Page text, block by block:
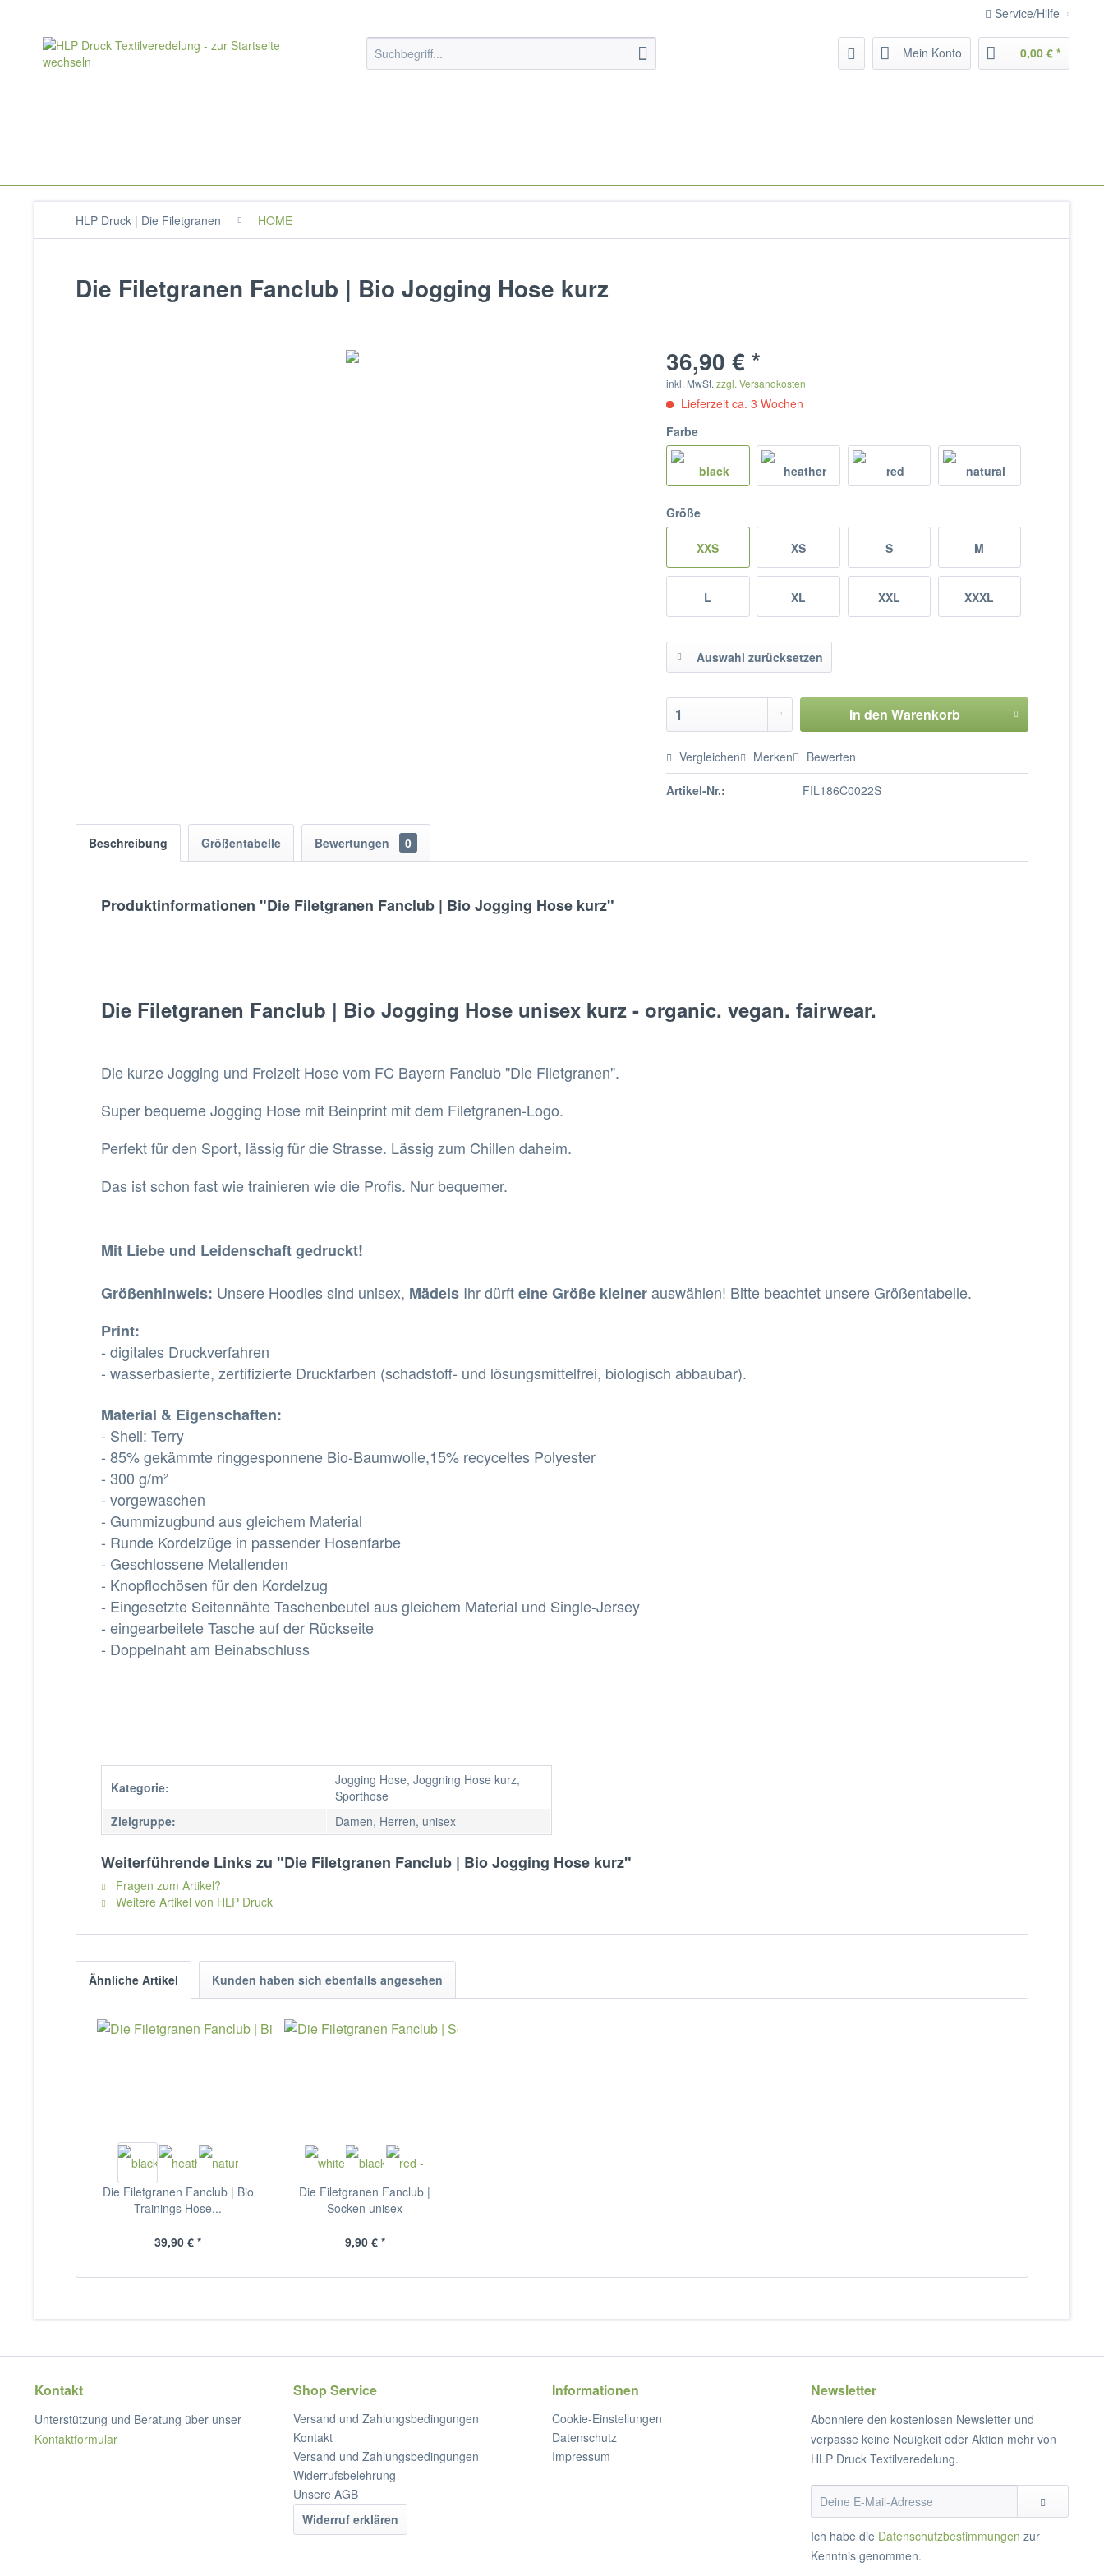
Service/Hilfe
Mein Konto 0,00 € *
HLP Druck | Die Filetgranen HOME
Die Filetgranen Fanclub | Bio Jogging Hose kurz
36,90 € *
inkl. MwSt.zzgl. Versandkosten
Lieferzeit ca. 3 Wochen
Farbe
Größe
XXS XS S M
L XL XXL XXXL
Auswahl zurücksetzen
In den Warenkorb
Vergleichen Merken Bewerten
Artikel-Nr.: FIL186C0022S
Beschreibung Größentabelle Bewertungen 0
Produktinformationen "Die Filetgranen Fanclub | Bio Jogging Hose kurz"
Die Filetgranen Fanclub | Bio Jogging Hose unisex kurz - organic. vegan. fairwear.
Die kurze Jogging und Freizeit Hose vom FC Bayern Fanclub "Die Filetgranen".
Super bequeme Jogging Hose mit Beinprint mit dem Filetgranen-Logo.
Perfekt für den Sport, lässig für die Strasse. Lässig zum Chillen daheim.
Das ist schon fast wie trainieren wie die Profis. Nur bequemer.
Mit Liebe und Leidenschaft gedruckt!
Größenhinweis: Unsere Hoodies sind unisex, Mädels Ihr dürfteine Größe kleinerauswählen! Bitte beachtet unsere Größentabelle.
Print:
- digitales Druckverfahren
- wasserbasierte, zertifizierte Druckfarben (schadstoff- und lösungsmittelfrei, biologisch abbaubar).
Material & Eigenschaften:
- Shell: Terry
- 85% gekämmte ringgesponnene Bio-Baumwolle,15% recyceltes Polyester
- 300 g/m²
- vorgewaschen
- Gummizugbund aus gleichem Material
- Runde Kordelzüge in passender Hosenfarbe
- Geschlossene Metallenden
- Knopflochösen für den Kordelzug
- Eingesetzte Seitennähte Taschenbeutel aus gleichem Material und Single-Jersey
- eingearbeitete Tasche auf der Rückseite
- Doppelnaht am Beinabschluss
Kategorie:
Jogging Hose, Joggning Hose kurz,
Sporthose
Zielgruppe:
Damen, Herren, unisex
Weiterführende Links zu "Die Filetgranen Fanclub | Bio Jogging Hose kurz"
Fragen zum Artikel?
Weitere Artikel von HLP Druck
Ähnliche Artikel Kunden haben sich ebenfalls angesehen
Die Filetgranen Fanclub | Bio
Trainings Hose...
39,90 € *
Die Filetgranen Fanclub |
Socken unisex
9,90 € *
Kontakt
Unterstützung und Beratung über unser
Kontaktformular
Shop Service
Versand und Zahlungsbedingungen
Kontakt
Versand und Zahlungsbedingungen
Widerrufsbelehrung
Unsere AGB
Widerruf erklären
Informationen
Cookie-Einstellungen
Datenschutz
Impressum
Newsletter
Abonniere den kostenlosen Newsletter und
verpasse keine Neuigkeit oder Aktion mehr von
HLP Druck Textilveredelung.
Ich habe die Datenschutzbestimmungen zur
Kenntnis genommen.